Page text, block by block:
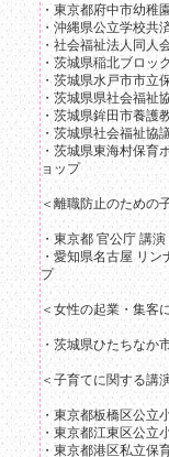
・東京都府中市幼稚
・沖縄県公立学校共
・社会福祉法人同人
・茨城県稲北ブロッ
・茨城県水戸市市立
・茨城県県社会福祉
・茨城県鉾田市養護
・茨城県社会福祉協
・茨城県東海村保育
ョップ
＜離職防止のための
・東京都 官公庁 講演
・愛知県名古屋 リ
プ
＜女性の起業・集客
・茨城県ひたちなか
＜子育てに関する講
・東京都板橋区公立
・東京都江東区公立
・東京都港区私立保